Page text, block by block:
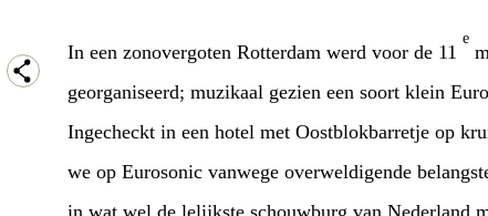
In een zonovergoten Rotterdam werd voor de 11
e
georganiseerd; muzikaal gezien een soort klein Eurosonic in verschillende Rotterdamse
Ingecheckt in een hotel met
we op Eurosonic vanwege overweldigende belangstelling niet meer binnen kwamen.
in wat wel de lelijkste schouwburg van Nederland moet zijn (en ook nog drankloos) verder heerlijk kunnen